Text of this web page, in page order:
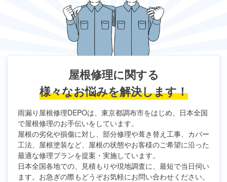
屋根修理に関する
様々なお悩みを解決します！
雨漏り屋根修理DEPOは、東京都調布市をはじめ、日本全国
で屋根修理のお手伝いをしています。
屋根の劣化や損傷に対し、部分修理や葺き替え工事、カバー
工法、屋根塗装など、屋根の状態やお客様のご希望に沿った
最適な修理プランを提案・実施しています。
日本全国各地での、見積もりや現地調査に、最短で当日伺い
ます。お急ぎの際もどうぞお気軽にお問い合わせください。